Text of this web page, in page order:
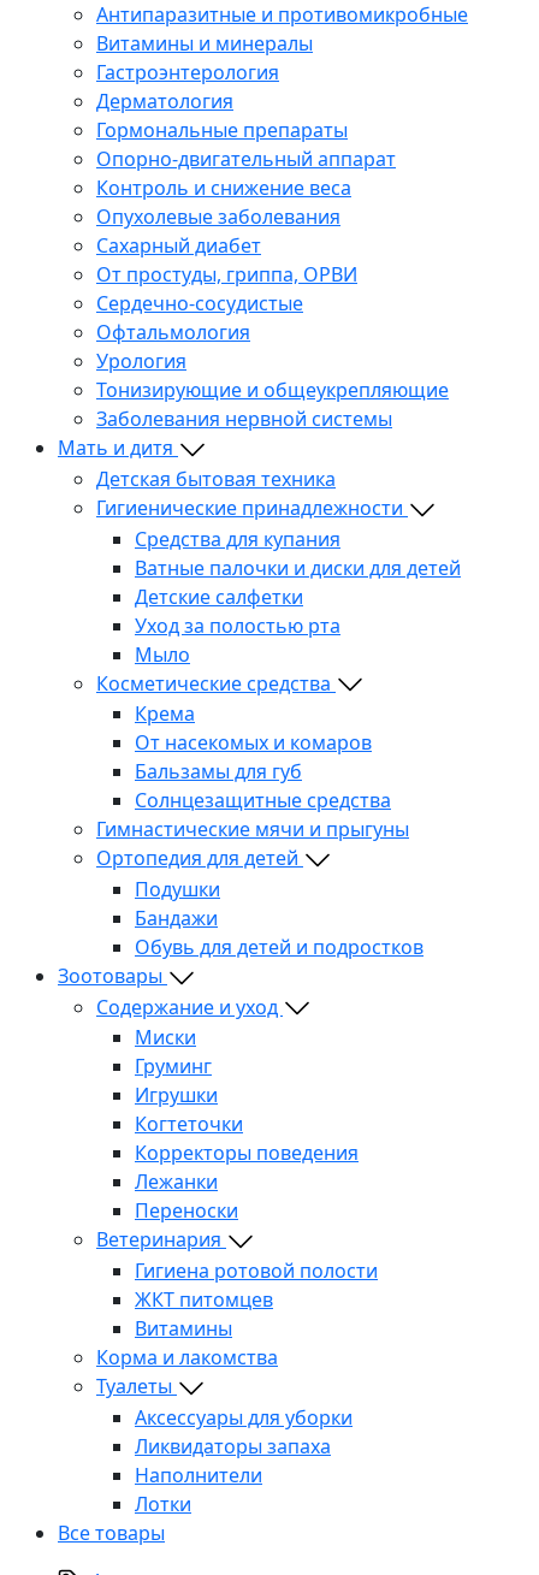
Антипаразитные и противомикробные
Витамины и минералы
Гастроэнтерология
Дерматология
Гормональные препараты
Опорно-двигательный аппарат
Контроль и снижение веса
Опухолевые заболевания
Сахарный диабет
От простуды, гриппа, ОРВИ
Сердечно-сосудистые
Офтальмология
Урология
Тонизирующие и общеукрепляющие
Заболевания нервной системы
Мать и дитя
Детская бытовая техника
Гигиенические принадлежности
Средства для купания
Ватные палочки и диски для детей
Детские салфетки
Уход за полостью рта
Мыло
Косметические средства
Крема
От насекомых и комаров
Бальзамы для губ
Солнцезащитные средства
Гимнастические мячи и прыгуны
Ортопедия для детей
Подушки
Бандажи
Обувь для детей и подростков
Зоотовары
Содержание и уход
Миски
Груминг
Игрушки
Когтеточки
Корректоры поведения
Лежанки
Переноски
Ветеринария
Гигиена ротовой полости
ЖКТ питомцев
Витамины
Корма и лакомства
Туалеты
Аксессуары для уборки
Ликвидаторы запаха
Наполнители
Лотки
Все товары